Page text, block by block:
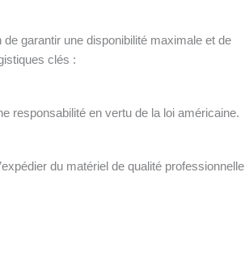
de garantir une disponibilité maximale et de
clés :
responsabilité en vertu de la loi américaine.
du matériel de qualité professionnelle